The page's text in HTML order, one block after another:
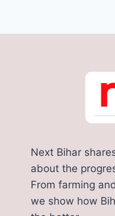
Next Bihar
about the
From farming
we show how